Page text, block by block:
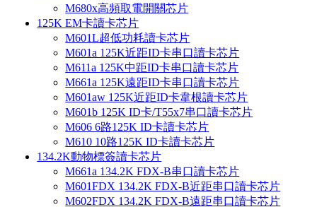
M680x高頻取電開關芯片
125K EM卡讀卡芯片
M601L超低功耗讀卡芯片
M601a 125K近距ID卡串口讀卡芯片
M611a 125K中距ID卡串口讀卡芯片
M661a 125K遠距ID卡串口讀卡芯片
M601aw 125K近距ID卡韋根讀卡芯片
M601b 125K ID卡/T55x7串口讀卡芯片
M606 6路125K ID卡讀卡芯片
M610 10路125K ID卡讀卡芯片
134.2K動物標簽讀卡芯片
M661a 134.2K FDX-B串口讀卡芯片
M601FDX 134.2K FDX-B近距串口讀卡芯片
M602FDX 134.2K FDX-B遠距串口讀卡芯片